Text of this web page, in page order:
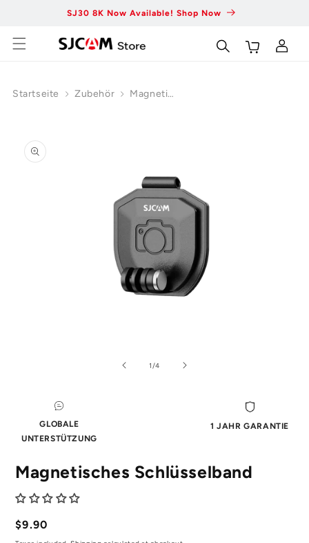
SJ30 8K Now Available! Shop Now
WagenEinloggen
Startseite Zubehör
Magnetisches
1/von
4
GLOBALE
UNTERSTÜTZUNG
1 JAHR GARANTIE
Magnetisches Schlüsselband
Regulärer
$9.90